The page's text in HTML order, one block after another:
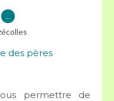
…
permettre de